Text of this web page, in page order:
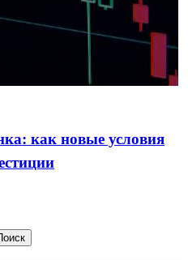
как новые условия